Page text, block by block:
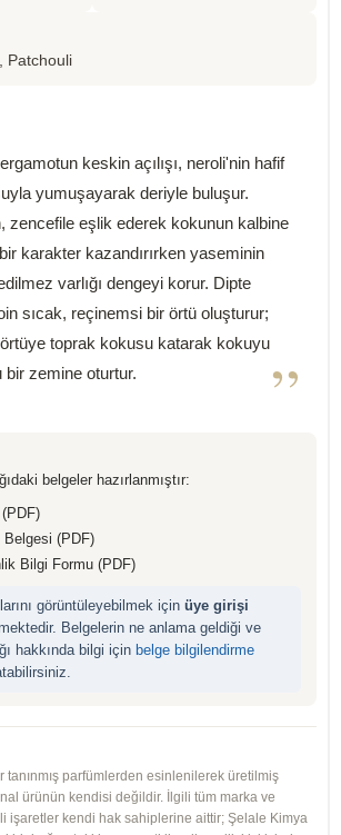
Patchouli
keskin açılışı, neroli'nin hafif
yumuşayarak deriyle buluşur.
zencefile eşlik ederek kokunun kalbine
bir karakter kazandırırken yaseminin
varlığı dengeyi korur. Dipte
sıcak, reçinemsi bir örtü oluşturur;
toprak kokusu katarak kokuyu
bir zemine oturtur.
”
belgeler hazırlanmıştır:
Belgesi (PDF)
Bilgi Formu (PDF)
görüntüleyebilmek için üye girişi
Belgelerin ne anlama geldiği ve
hakkında bilgi için belge bilgilendirme
parfümlerden esinlenilerek üretilmiş
ürünün kendisi değildir. İlgili tüm marka ve
işaretler kendi hak sahiplerine aittir; Şelale Kimya